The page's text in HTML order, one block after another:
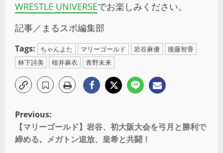
WRESTLE UNIVERSEでお楽しみください。
記事／まるスポ編集部
Tags: ちゃんよた マリーゴールド 岩谷麻優
後藤智香
林下詩美
桜井麻衣 青野未来
Previous:
【マリーゴールド】岩谷、初大阪大会を弓月と勝利で
締める。メガトン追放、皇希と共闘！